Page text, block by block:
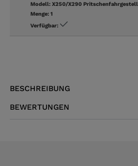
Modell: X250/X290 Pritschenfahrgestell
Menge: 1
Verfügbar:
BESCHREIBUNG
BEWERTUNGEN